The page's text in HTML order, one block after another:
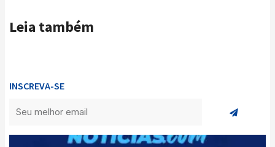
Leia também
INSCREVA-SE